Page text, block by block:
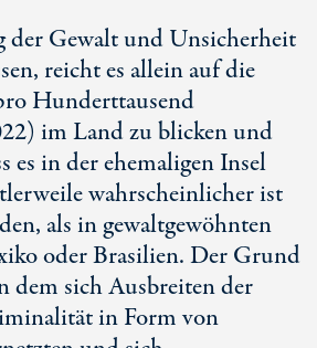
der Gewalt und Unsicherheit
reicht es allein auf die
Hunderttausend
im Land zu blicken und
es in der ehemaligen Insel
wahrscheinlicher ist
als in gewaltgewöhnten
oder Brasilien. Der Grund
dem sich Ausbreiten der
in Form von